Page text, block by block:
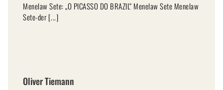
Menelaw Sete: „O PICASSO DO BRAZIL“ Menelaw Sete Menelaw
Sete-der [...]
Oliver Tiemann